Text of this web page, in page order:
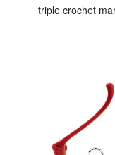
triple crochet